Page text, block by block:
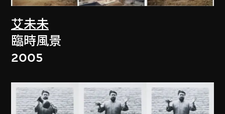
艾未未
臨時風景
2005